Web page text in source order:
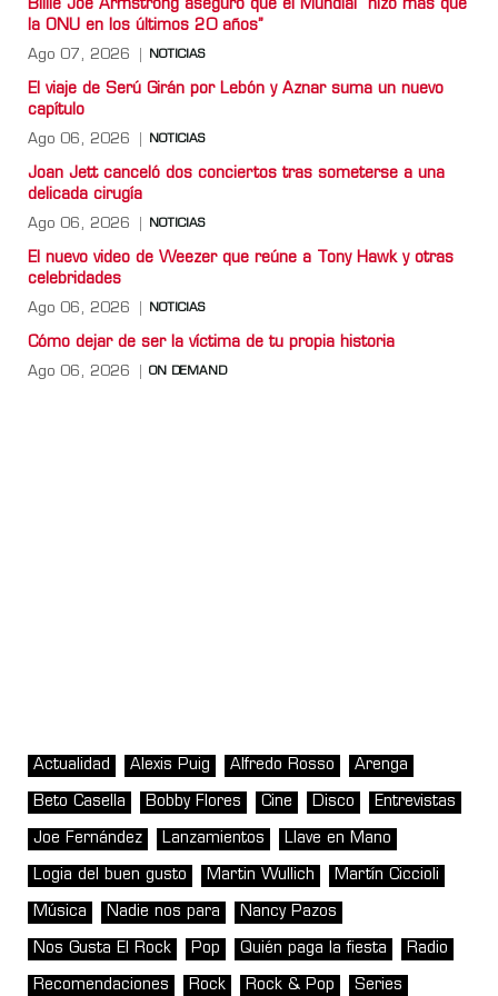
Billie Joe Armstrong aseguró que el Mundial “hizo más que
la ONU en los últimos 20 años”
Ago 07, 2026 NOTICIAS
El viaje de Serú Girán por Lebón y Aznar suma un nuevo
capítulo
Ago 06, 2026 NOTICIAS
Joan Jett canceló dos conciertos tras someterse a una
delicada cirugía
Ago 06, 2026 NOTICIAS
El nuevo video de Weezer que reúne a Tony Hawk y otras
celebridades
Ago 06, 2026 NOTICIAS
Cómo dejar de ser la víctima de tu propia historia
Ago 06, 2026 ON DEMAND
Actualidad Alexis Puig Alfredo Rosso Arenga
Beto Casella Bobby Flores Cine Disco Entrevistas
Joe Fernández Lanzamientos Llave en Mano
Logia del buen gusto Martin Wullich Martín Ciccioli
Música Nadie nos para Nancy Pazos
Nos Gusta El Rock Pop Quién paga la fiesta Radio
Recomendaciones Rock Rock & Pop Series